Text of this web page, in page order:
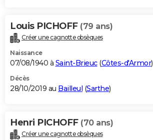
Louis PICHOFF (79 ans)
Créer une cagnotte obsèques
Naissance
07/08/1940 à Saint-Brieuc(Côtes-d'Armor)
Décès
28/10/2019 au Bailleul (Sarthe)
Henri PICHOFF (70 ans)
Créer une cagnotte obsèques